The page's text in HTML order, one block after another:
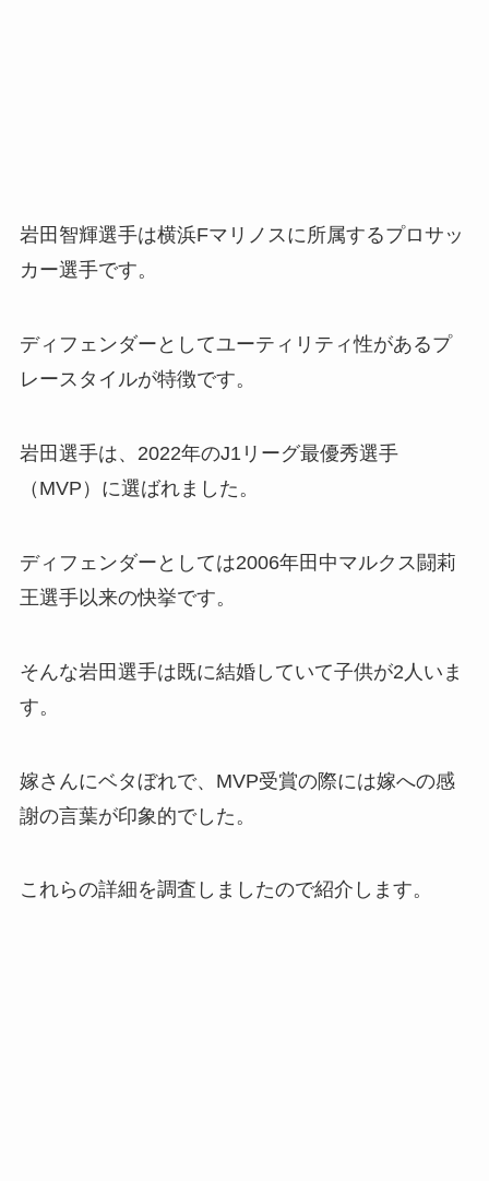
岩田智輝選手は横浜Fマリノスに所属するプロサッ
カー選手です。
ディフェンダーとしてユーティリティ性があるプ
レースタイルが特徴です。
岩田選手は、2022年のJ1リーグ最優秀選手
（MVP）に選ばれました。
ディフェンダーとしては2006年田中マルクス闘莉
王選手以来の快挙です。
そんな岩田選手は既に結婚していて子供が2人いま
す。
嫁さんにベタぼれで、MVP受賞の際には嫁への感
謝の言葉が印象的でした。
これらの詳細を調査しましたので紹介します。